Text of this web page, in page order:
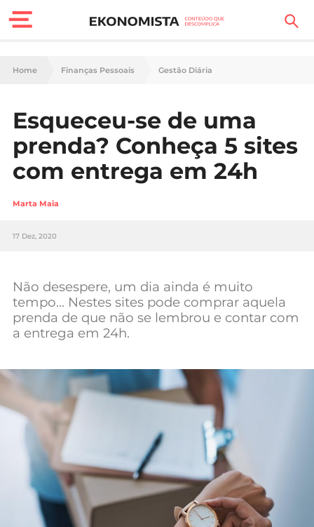
Finanças Pessoais
Carreira
Casa
Lifestyle
Sociedade
Negócios
Mundial 2026
Home Finanças Pessoais Gestão Diária
Esqueceu-se de uma
prenda? Conheça 5 sites
com entrega em 24h
Marta Maia
17 Dez, 2020
Não desespere, um dia ainda é muito
tempo… Nestes sites pode comprar aquela
prenda de que não se lembrou e contar com
a entrega em 24h.